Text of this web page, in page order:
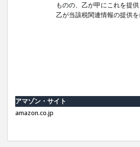
ものの、乙が甲にこれを提
乙が当該税関連情報の提供
アマゾン・サイト
amazon.co.jp